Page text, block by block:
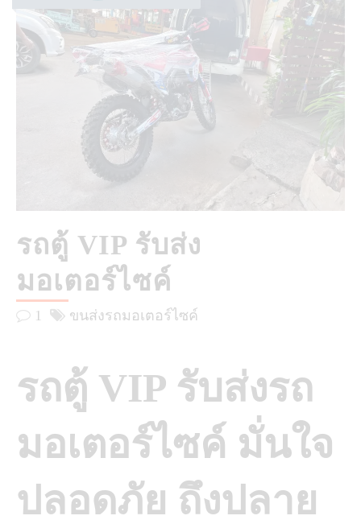
รถตู้ VIP รับส่ง
มอเตอร์ไซค์
1 ขนส่งรถมอเตอร์ไซค์
รถตู้ VIP รับส่งรถ
มอเตอร์ไซค์ มั่นใจ
ปลอดภัย ถึงปลาย